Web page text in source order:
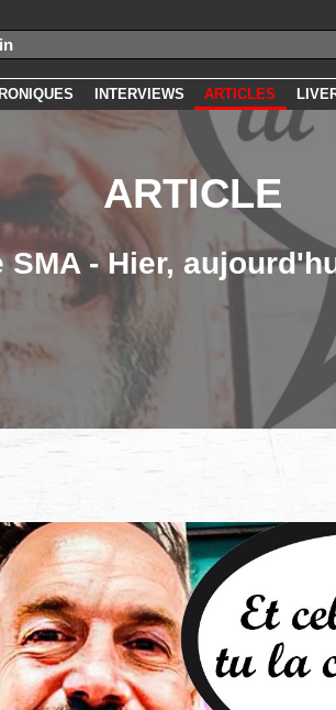
INTERVIEWS ARTICLES
ARTICLE
SMA - Hier,